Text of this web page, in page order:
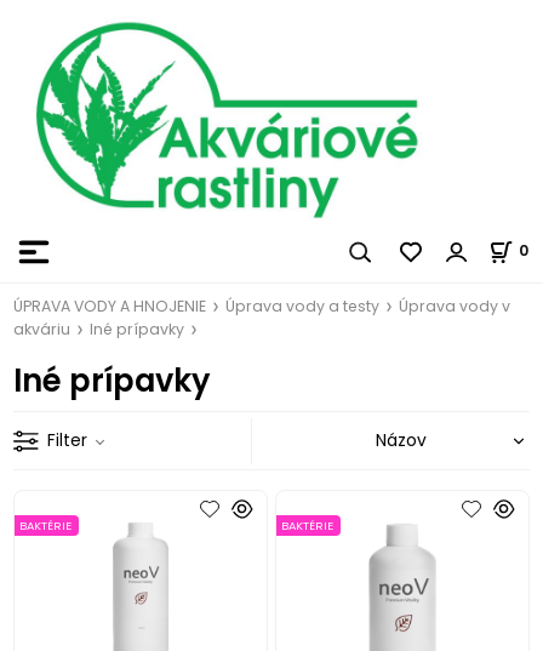
0
ÚPRAVA VODY A HNOJENIE Úprava vody a testy
Úprava vody v
akváriu
Iné prípavky
Iné prípavky
Filter
BAKTÉRIE BAKTÉRIE